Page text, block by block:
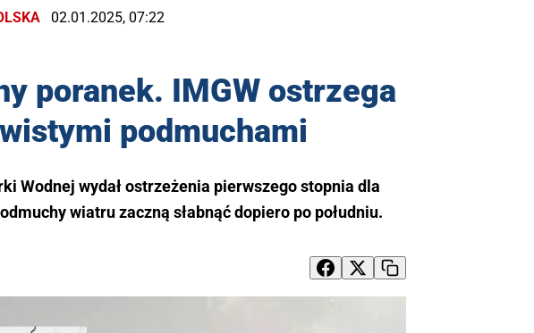
02.01.2025, 07:22
poranek. IMGW ostrzega
podmuchami
Wodnej wydał ostrzeżenia pierwszego stopnia dla
wiatru zaczną słabnąć dopiero po południu.